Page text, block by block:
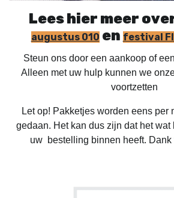
Lees hier meer
augustus 010en festival
Steun ons door een aankoop of
Alleen met uw hulp kunnen we
voortzetten
Let op! Pakketjes worden eens per
gedaan. Het kan dus zijn dat het wat
uw bestelling binnen heeft. Dank